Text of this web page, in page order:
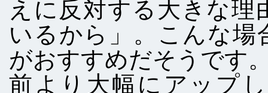
えに反対する大きな
いるから」。こんな場
がおすすめだそうです
前より大幅にアップ